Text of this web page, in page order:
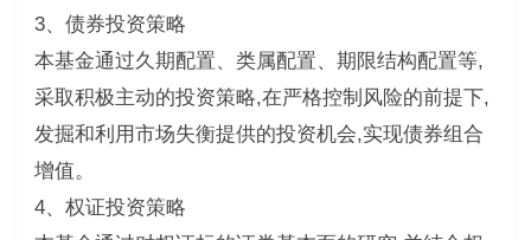
3、债券投资策略
本基金通过久期配置、类属配置、期限结构配置等,
采取积极主动的投资策略,在严格控制风险的前提下,
发掘和利用市场失衡提供的投资机会,实现债券组合
增值。
4、权证投资策略